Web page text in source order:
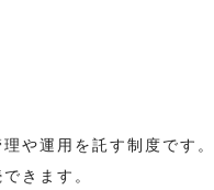
や運用を託す制度です
きます。